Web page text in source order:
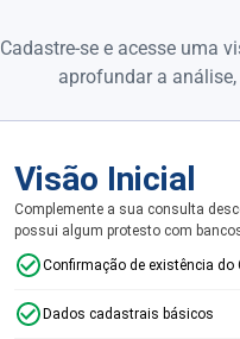
Cadastre-se e acesse uma
aprofundar a
Visão Inicial
Complemente a sua consulta
possui algum protesto com
Confirmação de existência do
Dados cadastrais básicos